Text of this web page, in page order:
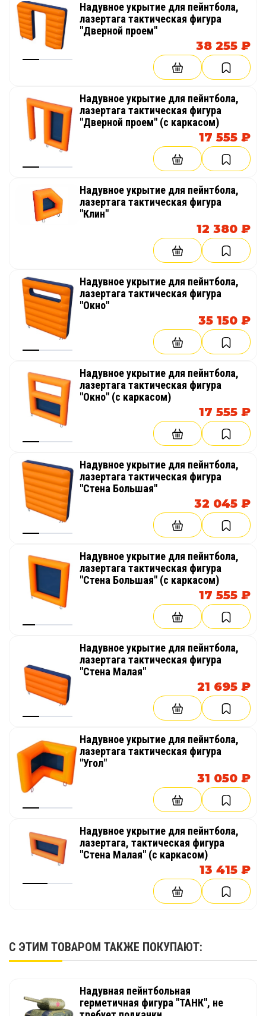
Надувное укрытие для пейнтбола,
лазертага тактическая фигура
"Дверной проем"
38 255 ₽
Надувное укрытие для пейнтбола,
лазертага тактическая фигура
"Дверной проем" (с каркасом)
17 555 ₽
Надувное укрытие для пейнтбола,
лазертага тактическая фигура
"Клин"
12 380 ₽
Надувное укрытие для пейнтбола,
лазертага тактическая фигура
"Окно"
35 150 ₽
Надувное укрытие для пейнтбола,
лазертага тактическая фигура
"Окно" (с каркасом)
17 555 ₽
Надувное укрытие для пейнтбола,
лазертага тактическая фигура
"Стена Большая"
32 045 ₽
Надувное укрытие для пейнтбола,
лазертага тактическая фигура
"Стена Большая" (с каркасом)
17 555 ₽
Надувное укрытие для пейнтбола,
лазертага тактическая фигура
"Стена Малая"
21 695 ₽
Надувное укрытие для пейнтбола,
лазертага тактическая фигура
"Угол"
31 050 ₽
Надувное укрытие для пейнтбола,
лазертага, тактическая фигура
"Стена Малая" (с каркасом)
13 415 ₽
С ЭТИМ ТОВАРОМ ТАКЖЕ ПОКУПАЮТ:
Надувная пейнтбольная
герметичная фигура "ТАНК", не